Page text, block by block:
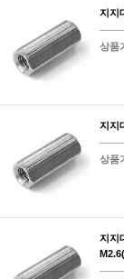
지지
상품
지지
상품
지지